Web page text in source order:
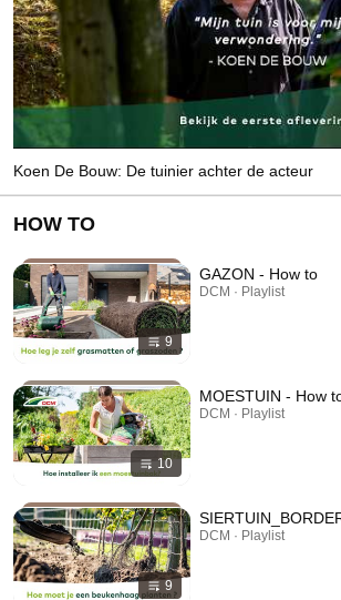
Koen De Bouw: De tuinier achter de acteur
HOW TO
9
GAZON - How to
DCM · Playlist
10
MOESTUIN - How
DCM · Playlist
9
DCM · Playlist